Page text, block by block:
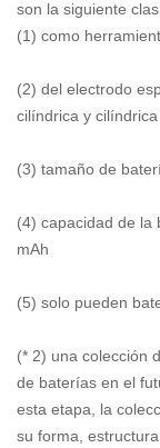
son la siguiente
(1) como
(2) del electrodo
cilíndrica y
(3) tamaño de
(4) capacidad de la
mAh
(5) solo pueden
(* 2) una colección
de baterías en el
esta etapa, la
su forma,